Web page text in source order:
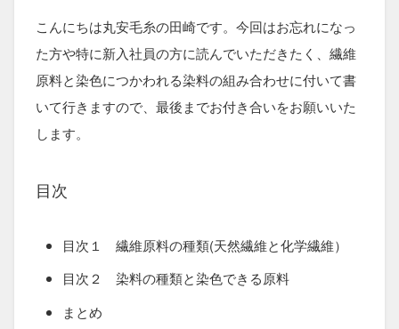
こんにちは丸安毛糸の田崎です。今回はお忘れになっ
た方や特に新入社員の方に読んでいただきたく、繊維
原料と染色につかわれる染料の組み合わせに付いて書
いて行きますので、最後までお付き合いをお願いいた
します。
目次
目次１ 繊維原料の種類(天然繊維と化学繊維）
目次２ 染料の種類と染色できる原料
まとめ